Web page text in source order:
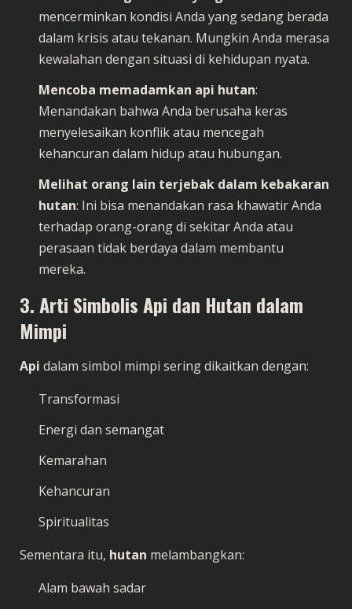
mencerminkan kondisi Anda yang sedang berada
dalam krisis atau tekanan. Mungkin Anda merasa
kewalahan dengan situasi di kehidupan nyata.
Mencoba memadamkan api hutan:
Menandakan bahwa Anda berusaha keras
menyelesaikan konflik atau mencegah
kehancuran dalam hidup atau hubungan.
Melihat orang lain terjebak dalam kebakaran
hutan: Ini bisa menandakan rasa khawatir Anda
terhadap orang-orang di sekitar Anda atau
perasaan tidak berdaya dalam membantu
mereka.
3. Arti Simbolis Api dan Hutan dalam
Mimpi
Api dalam simbol mimpi sering dikaitkan dengan:
Transformasi
Energi dan semangat
Kemarahan
Kehancuran
Spiritualitas
Sementara itu, hutan melambangkan:
Alam bawah sadar